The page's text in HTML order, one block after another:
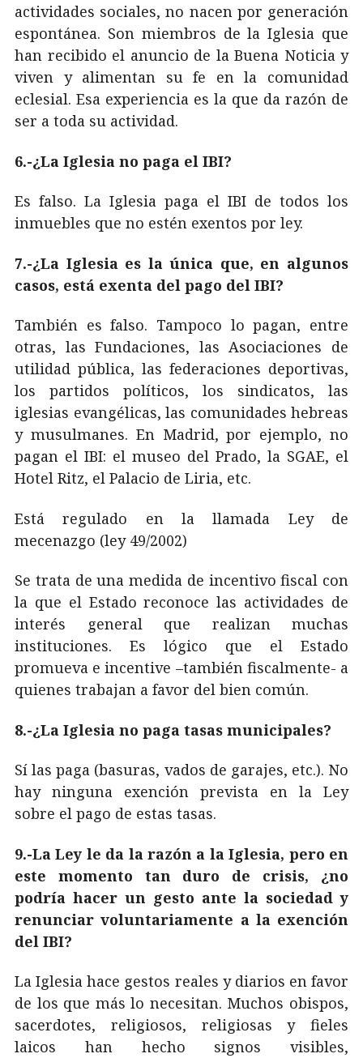
actividades sociales, no nacen por generación
espontánea. Son miembros de la Iglesia que
han recibido el anuncio de la Buena Noticia y
viven y alimentan su fe en la comunidad
eclesial. Esa experiencia es la que da razón de
ser a toda su actividad.
6.-¿La Iglesia no paga el IBI?
Es falso. La Iglesia paga el IBI de todos los
inmuebles que no estén exentos por ley.
7.-¿La Iglesia es la única que, en algunos
casos, está exenta del pago del IBI?
También es falso. Tampoco lo pagan, entre
otras, las Fundaciones, las Asociaciones de
utilidad pública, las federaciones deportivas,
los partidos políticos, los sindicatos, las
iglesias evangélicas, las comunidades hebreas
y musulmanes. En Madrid, por ejemplo, no
pagan el IBI: el museo del Prado, la SGAE, el
Hotel Ritz, el Palacio de Liria, etc.
Está regulado en la llamada Ley de
mecenazgo (ley 49/2002)
Se trata de una medida de incentivo fiscal con
la que el Estado reconoce las actividades de
interés general que realizan muchas
instituciones. Es lógico que el Estado
promueva e incentive –también fiscalmente- a
quienes trabajan a favor del bien común.
8.-¿La Iglesia no paga tasas municipales?
Sí las paga (basuras, vados de garajes, etc.). No
hay ninguna exención prevista en la Ley
sobre el pago de estas tasas.
9.-La Ley le da la razón a la Iglesia, pero en
este momento tan duro de crisis, ¿no
podría hacer un gesto ante la sociedad y
renunciar voluntariamente a la exención
del IBI?
La Iglesia hace gestos reales y diarios en favor
de los que más lo necesitan. Muchos obispos,
sacerdotes, religiosos, religiosas y fieles
laicos han hecho signos visibles,